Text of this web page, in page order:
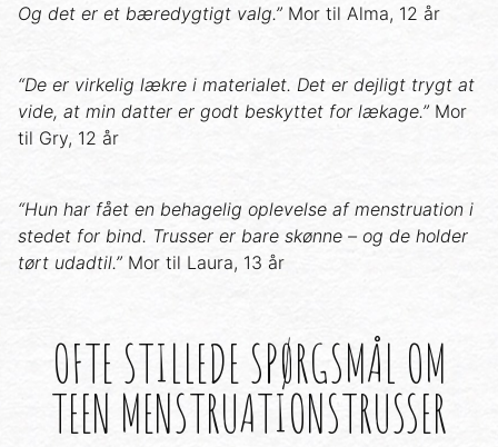
Og det er et bæredygtigt valg.” Mor til Alma, 12 år
“De er virkelig lækre i materialet. Det er dejligt trygt at
vide, at min datter er godt beskyttet for lækage.” Mor
til Gry, 12 år
“Hun har fået en behagelig oplevelse af menstruation i
stedet for bind. Trusser er bare skønne – og de holder
tørt udadtil.” Mor til Laura, 13 år
OFTE STILLEDE SPØRGSMÅL OM
TEEN MENSTRUATIONSTRUSSER